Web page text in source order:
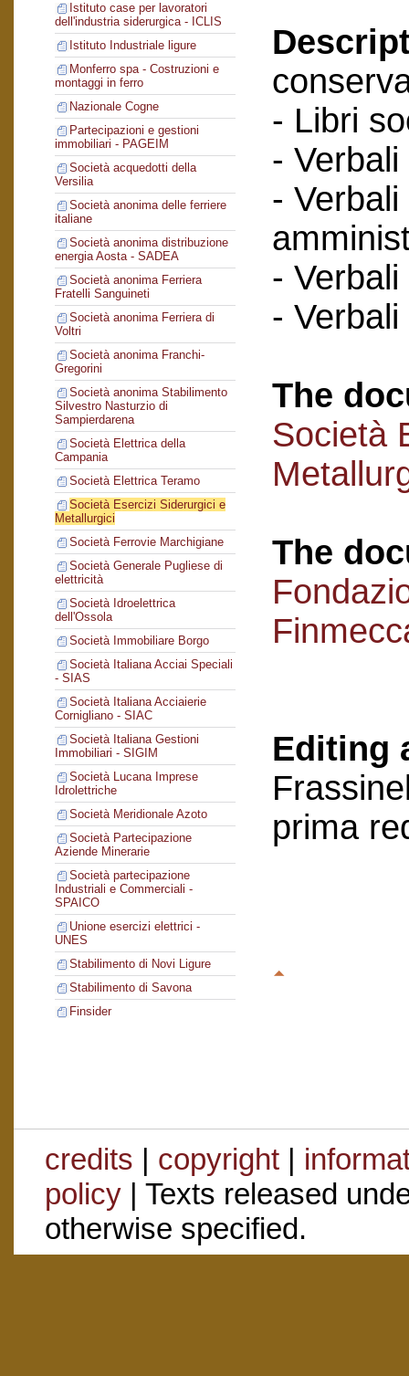
Istituto case per lavoratori
dell'industria siderurgica - ICLIS
Istituto Industriale ligure
Monferro spa - Costruzioni e
montaggi in ferro
Nazionale Cogne
Partecipazioni e gestioni
immobiliari - PAGEIM
Società acquedotti della
Versilia
Società anonima delle ferriere
italiane
Società anonima distribuzione
energia Aosta - SADEA
Società anonima Ferriera
Fratelli Sanguineti
Società anonima Ferriera di
Voltri
Società anonima Franchi-
Gregorini
Società anonima Stabilimento
Silvestro Nasturzio di
Sampierdarena
Società Elettrica della
Campania
Società Elettrica Teramo
Società Esercizi Siderurgici e
Metallurgici
Società Ferrovie Marchigiane
Società Generale Pugliese di
elettricità
Società Idroelettrica
dell'Ossola
Società Immobiliare Borgo
Società Italiana Acciai Speciali
- SIAS
Società Italiana Acciaierie
Cornigliano - SIAC
Società Italiana Gestioni
Immobiliari - SIGIM
Società Lucana Imprese
Idrolettriche
Società Meridionale Azoto
Società Partecipazione
Aziende Minerarie
Società partecipazione
Industriali e Commerciali -
SPAICO
Unione esercizi elettrici -
UNES
Stabilimento di Novi Ligure
Stabilimento di Savona
Finsider
- Libri
-
-
-
-
The
Società
The
Editing
prima
credits | copyright|
policy| Texts released
otherwise specified.